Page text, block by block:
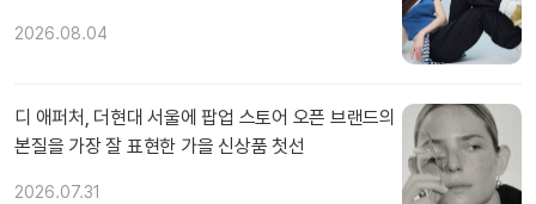
2026.08.04
디 애퍼처, 더현대 서울에 팝업 스토어 오픈 브랜드의
본질을 가장 잘 표현한 가을 신상품 첫선
2026.07.31